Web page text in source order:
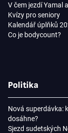
V čem jezdí Yamal
Kvízy pro seniory
Kalendář úplňků
Co je bodycount?
Politika
Nová superdávka:
dosáhne?
Sjezd sudetských